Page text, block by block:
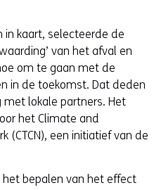
in kaart, selecteerde de
van het afval en
om te gaan met de
in de toekomst. Dat deden
lokale partners. Het
het Climate and
(CTCN), een initiatief van de
het bepalen van het effect